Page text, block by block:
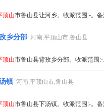
顶山市鲁山县让河乡。收派范围:-。
乡分部 河南,平顶山市,鲁山县
顶山市鲁山县背孜乡分部。收派范围
镇 河南,平顶山市,鲁山县
顶山市鲁山县下汤镇。收派范围:-。